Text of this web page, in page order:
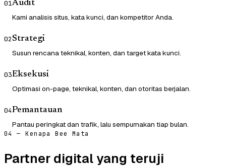
01Audit
Kami analisis situs, kata kunci, dan kompetitor Anda.
02Strategi
Susun rencana teknikal, konten, dan target kata kunci.
03Eksekusi
Optimasi on-page, teknikal, konten, dan otoritas berjalan.
04Pemantauan
Pantau peringkat dan trafik, lalu sempurnakan tiap bulan.
04 — Kenapa Bee Mata
Partner digital yang teruji